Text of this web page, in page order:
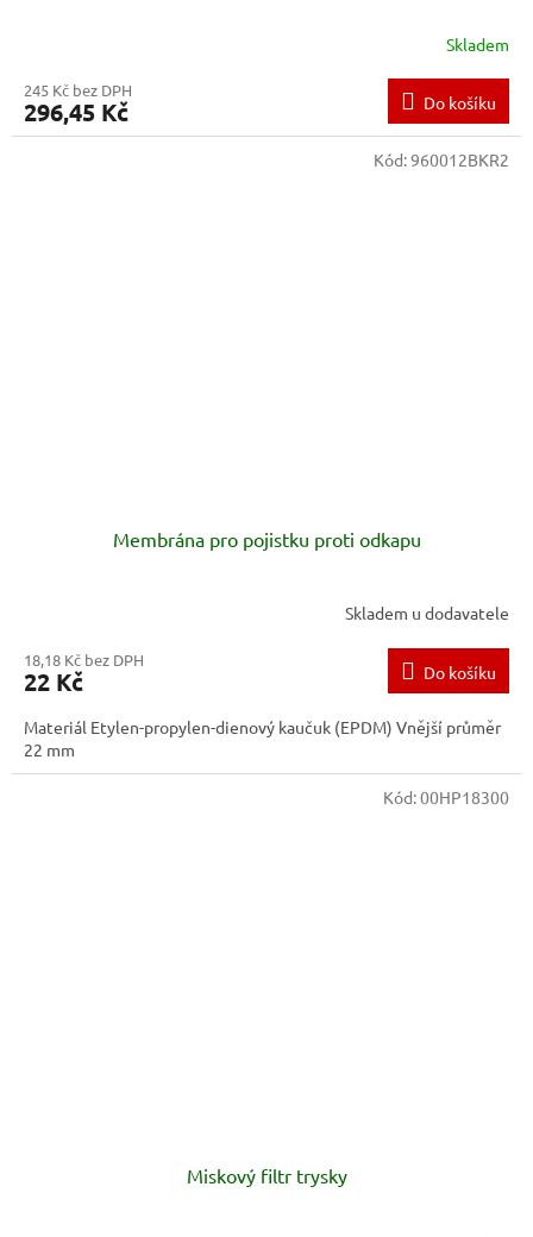
Skladem
245 Kč bez DPH
296,45 Kč Do košíku
Membrána pro pojistku proti odkapu
Skladem u dodavatele
18,18 Kč bez DPH
22 Kč Do košíku
Materiál Etylen-propylen-dienový kaučuk (EPDM) Vnější průměr
22 mm
Kód:960012BKR2
Miskový filtr trysky
Kód:00HP18300